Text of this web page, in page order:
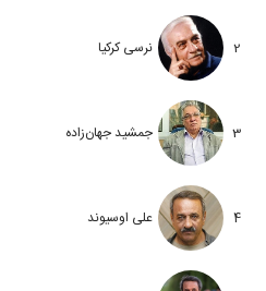
2 نرسی کرکیا
3 جمشید جهان‌زاده
4 علی اوسیوند